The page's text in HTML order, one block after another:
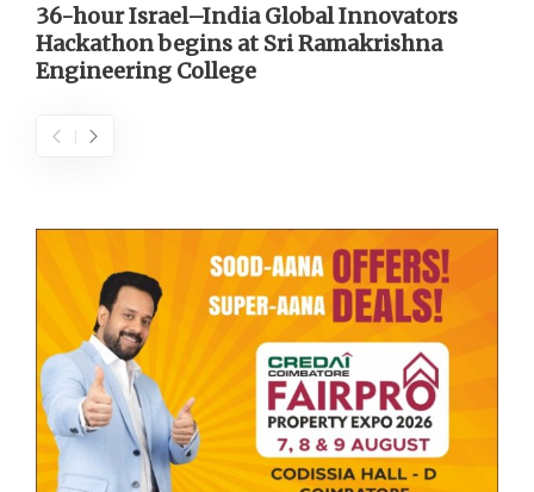
36-hour Israel–India Global Innovators
Hackathon begins at Sri Ramakrishna
Engineering College